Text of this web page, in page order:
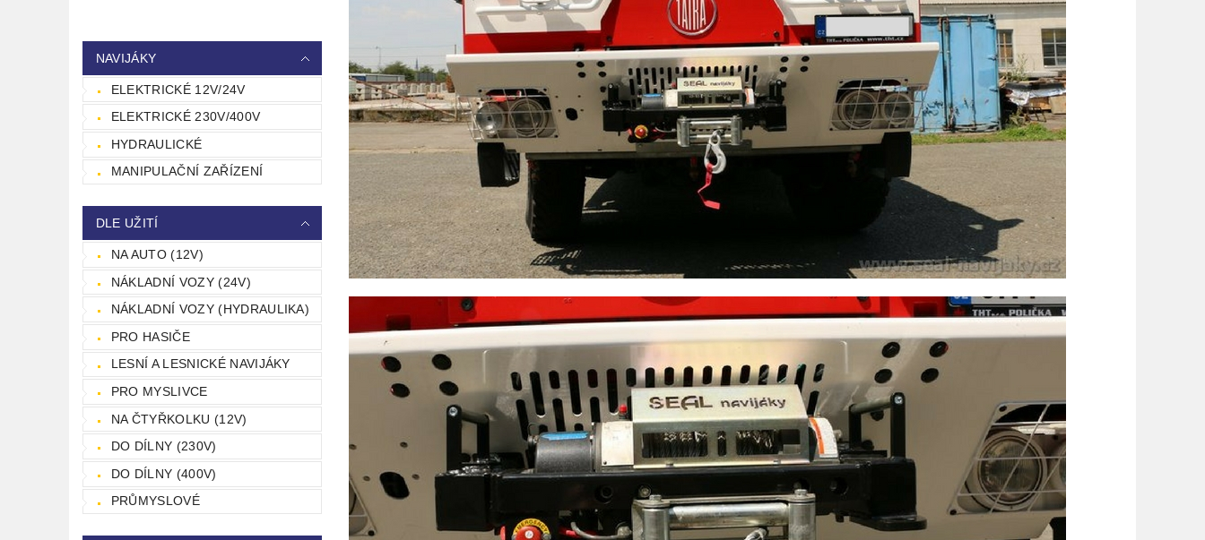
NAVIJÁKY
ELEKTRICKÉ 12V/24V
ELEKTRICKÉ 230V/400V
HYDRAULICKÉ
MANIPULAČNÍ ZAŘÍZENÍ
DLE UŽITÍ
NA AUTO (12V)
NÁKLADNÍ VOZY (24V)
NÁKLADNÍ VOZY (HYDRAULIKA)
PRO HASIČE
LESNÍ A LESNICKÉ NAVIJÁKY
PRO MYSLIVCE
NA ČTYŘKOLKU (12V)
DO DÍLNY (230V)
DO DÍLNY (400V)
PRŮMYSLOVÉ